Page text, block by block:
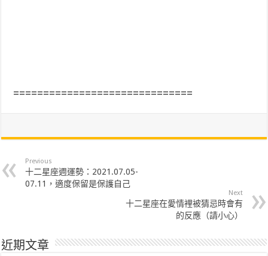
==============================
Previous
十二星座週運勢：2021.07.05-
07.11，適度保留是保護自己
Next
十二星座在愛情裡被猜忌時會有
的反應（請小心）
近期文章